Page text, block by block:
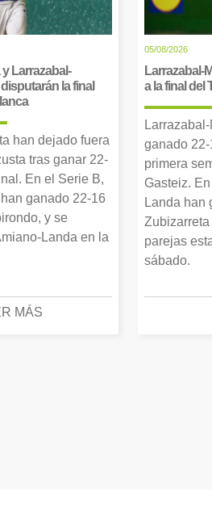
Larrazabal-
la final
han dejado fuera
tras ganar 22-
En el Serie B,
ganado 22-16
y se
Landa en la
MÁS
05/08/2026
Larrazabal-
a la final del
ganado
primera
Gasteiz.
Landa han
parejas
sábado.